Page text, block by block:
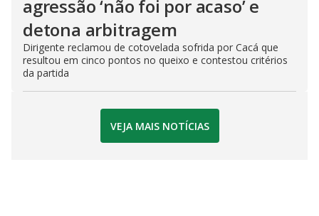
agressão ‘não foi por acaso’ e
detona arbitragem
Dirigente reclamou de cotovelada sofrida por Cacá que
resultou em cinco pontos no queixo e contestou critérios
da partida
VEJA MAIS NOTÍCIAS